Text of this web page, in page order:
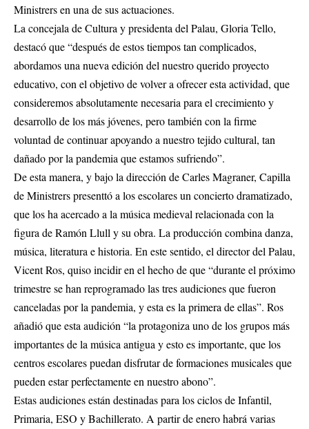
Ministrers en una de sus actuaciones.
La concejala de Cultura y presidenta del Palau, Gloria Tello,
destacó que “después de estos tiempos tan complicados,
abordamos una nueva edición del nuestro querido proyecto
educativo, con el objetivo de volver a ofrecer esta actividad, que
consideremos absolutamente necesaria para el crecimiento y
desarrollo de los más jóvenes, pero también con la firme
voluntad de continuar apoyando a nuestro tejido cultural, tan
dañado por la pandemia que estamos sufriendo”.
De esta manera, y bajo la dirección de Carles Magraner, Capilla
de Ministrers presenttó a los escolares un concierto dramatizado,
que los ha acercado a la música medieval relacionada con la
figura de Ramón Llull y su obra. La producción combina danza,
música, literatura e historia. En este sentido, el director del Palau,
Vicent Ros, quiso incidir en el hecho de que “durante el próximo
trimestre se han reprogramado las tres audiciones que fueron
canceladas por la pandemia, y esta es la primera de ellas”. Ros
añadió que esta audición “la protagoniza uno de los grupos más
importantes de la música antigua y esto es importante, que los
centros escolares puedan disfrutar de formaciones musicales que
pueden estar perfectamente en nuestro abono”.
Estas audiciones están destinadas para los ciclos de Infantil,
Primaria, ESO y Bachillerato. A partir de enero habrá varias